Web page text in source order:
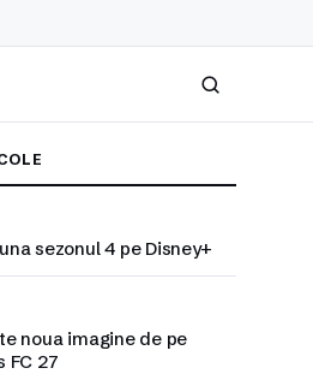
Caută
sezonul 4 pe Disney+
noua imagine de pe
FC 27